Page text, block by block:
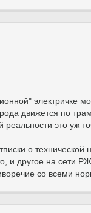
электричке
движется по
это уж
о технической
и другое на сети
со всеми